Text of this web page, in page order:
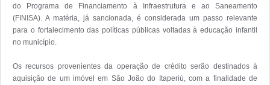
do Programa de Financiamento à Infraestrutura e ao Saneamento
(FINISA). A matéria, já sancionada, é considerada um passo relevante
para o fortalecimento das políticas públicas voltadas à educação infantil
no município.
Os recursos provenientes da operação de crédito serão destinados à
aquisição de um imóvel em São João do Itaperiú, com a finalidade de